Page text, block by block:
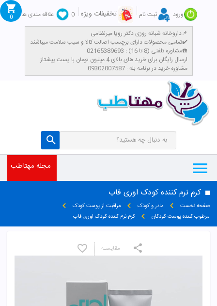
ورود ثبت نام تخفیفات ویژه 0
علاقه مندی ها
داروخانه شبانه روزی دکتر رویا میرنظامی📌
تمامی محصولات دارای برچسب اصالت کالا و سیب سلامت میباشند✔️
مشاوره تلفنی (8 تا 16) : 02165389693☎️
​ارسال رایگان برای خرید های بالای 4 میلیون تومان با پست پیشتاز
مشاوره خرید در برنامه بله : 09302007587
0
مجله مهتاطب
کرم نرم کننده کودک اوری فاب
صفحه نخست مادر و کودک
مراقبت از پوست کودک
مرطوب کننده پوست کودکان
کرم نرم کننده کودک اوری فاب
مقایسـه